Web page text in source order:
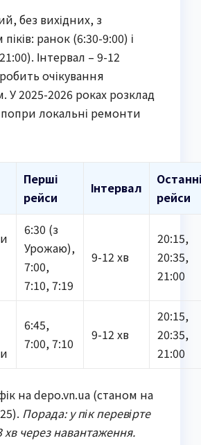
без вихідних, з
ранок (6:30-9:00) і
Інтервал – 9-12
очікування
У 2025-2026 роках розклад
локальні ремонти
Перші
рейси
Інтервал
Останні
рейси
6:30 (з
Урожаю),
7:00,
7:10, 7:19
9-12 хв
20:15,
20:35,
21:00
6:45,
7:00, 7:10
9-12 хв
20:15,
20:35,
21:00
на depo.vn.ua (станом на
Порада: у пік перевірте
хв через навантаження.